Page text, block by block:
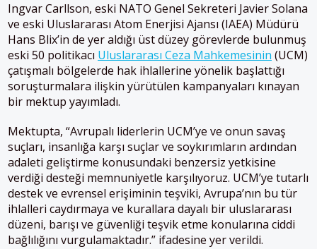
Ingvar Carllson, eski NATO Genel Sekreteri Javier Solana
ve eski Uluslararası Atom Enerjisi Ajansı (IAEA) Müdürü
Hans Blix’in de yer aldığı üst düzey görevlerde bulunmuş
eski 50 politikacı Uluslararası Ceza Mahkemesinin (UCM)
çatışmalı bölgelerde hak ihlallerine yönelik başlattığı
soruşturmalara ilişkin yürütülen kampanyaları kınayan
bir mektup yayımladı.
Mektupta, “Avrupalı liderlerin UCM’ye ve onun savaş
suçları, insanlığa karşı suçlar ve soykırımların ardından
adaleti geliştirme konusundaki benzersiz yetkisine
verdiği desteği memnuniyetle karşılıyoruz. UCM’ye tutarlı
destek ve evrensel erişiminin teşviki, Avrupa’nın bu tür
ihlalleri caydırmaya ve kurallara dayalı bir uluslararası
düzeni, barışı ve güvenliği teşvik etme konularına ciddi
bağlılığını vurgulamaktadır.” ifadesine yer verildi.